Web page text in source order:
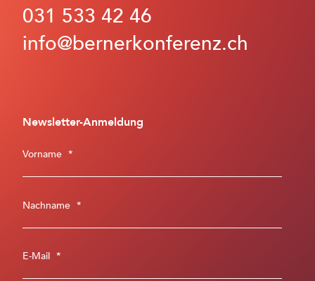
031 533 42 46
info@bernerkonferenz.ch
Newsletter-Anmeldung
Vorname *
Nachname *
E-Mail *